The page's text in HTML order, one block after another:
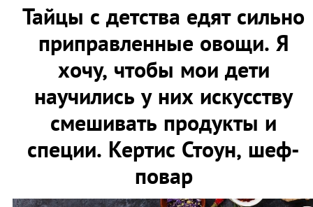
Тайцы с детства едят сильно
приправленные овощи. Я
хочу, чтобы мои дети
научились у них искусству
смешивать продукты и
специи. Кертис Стоун, шеф-
повар